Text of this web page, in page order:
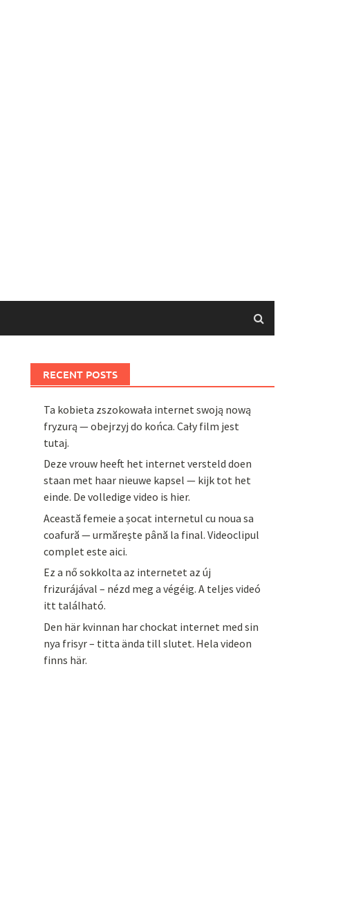
RECENT POSTS
Ta kobieta zszokowała internet swoją nową
fryzurą — obejrzyj do końca. Cały film jest
tutaj.
Deze vrouw heeft het internet versteld doen
staan met haar nieuwe kapsel — kijk tot het
einde. De volledige video is hier.
Această femeie a șocat internetul cu noua sa
coafură — urmărește până la final. Videoclipul
complet este aici.
Ez a nő sokkolta az internetet az új
frizurájával – nézd meg a végéig. A teljes videó
itt található.
Den här kvinnan har chockat internet med sin
nya frisyr – titta ända till slutet. Hela videon
finns här.